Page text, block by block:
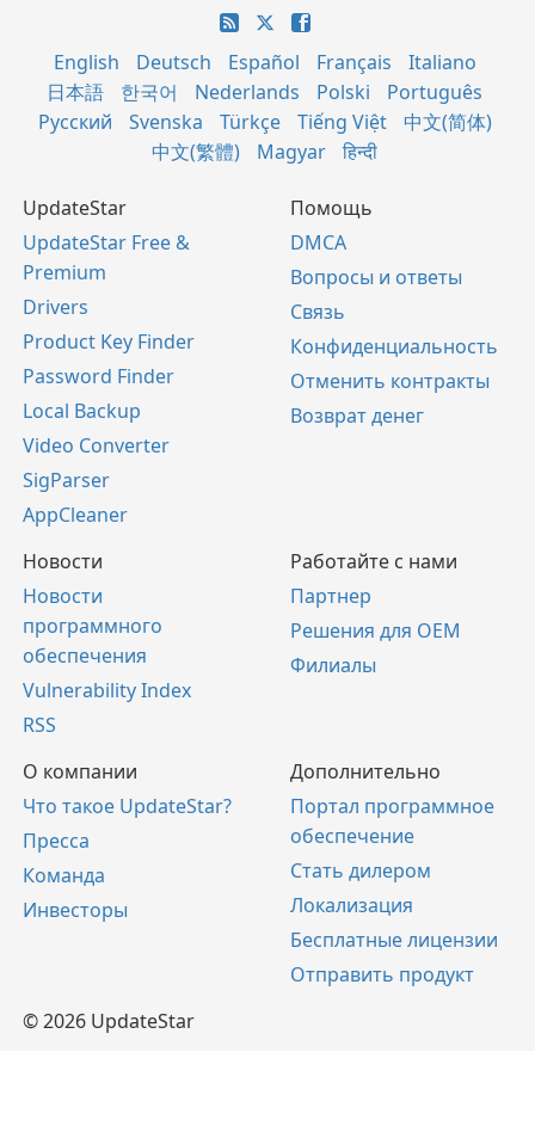
English Deutsch Español Français
Italiano
日本語
한국어 Nederlands Polski
Português
Русский
Svenska Türkçe Tiếng Việt
中文(简体)
中文(繁體)
Magyar हिन्दी
UpdateStar
UpdateStar Free &
Premium
Drivers
Product Key Finder
Password Finder
Local Backup
Video Converter
SigParser
AppCleaner
Помощь
DMCA
Вопросы и ответы
Связь
Конфиденциальность
Отменить контракты
Возврат денег
Новости
Новости
программного
обеспечения
Vulnerability Index
RSS
Работайте с нами
Партнер
Решения для OEM
Филиалы
О компании
Что такое UpdateStar?
Пресса
Команда
Инвесторы
Дополнительно
Портал программное
обеспечение
Стать дилером
Локализация
Бесплатные лицензии
Отправить продукт
© 2026 UpdateStar